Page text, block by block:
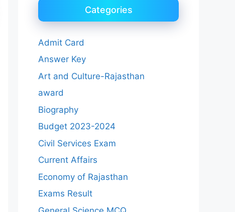
Categories
Admit Card
Answer Key
Art and Culture-Rajasthan
award
Biography
Budget 2023-2024
Civil Services Exam
Current Affairs
Economy of Rajasthan
Exams Result